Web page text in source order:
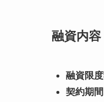
融資内容
融資限
契約期間